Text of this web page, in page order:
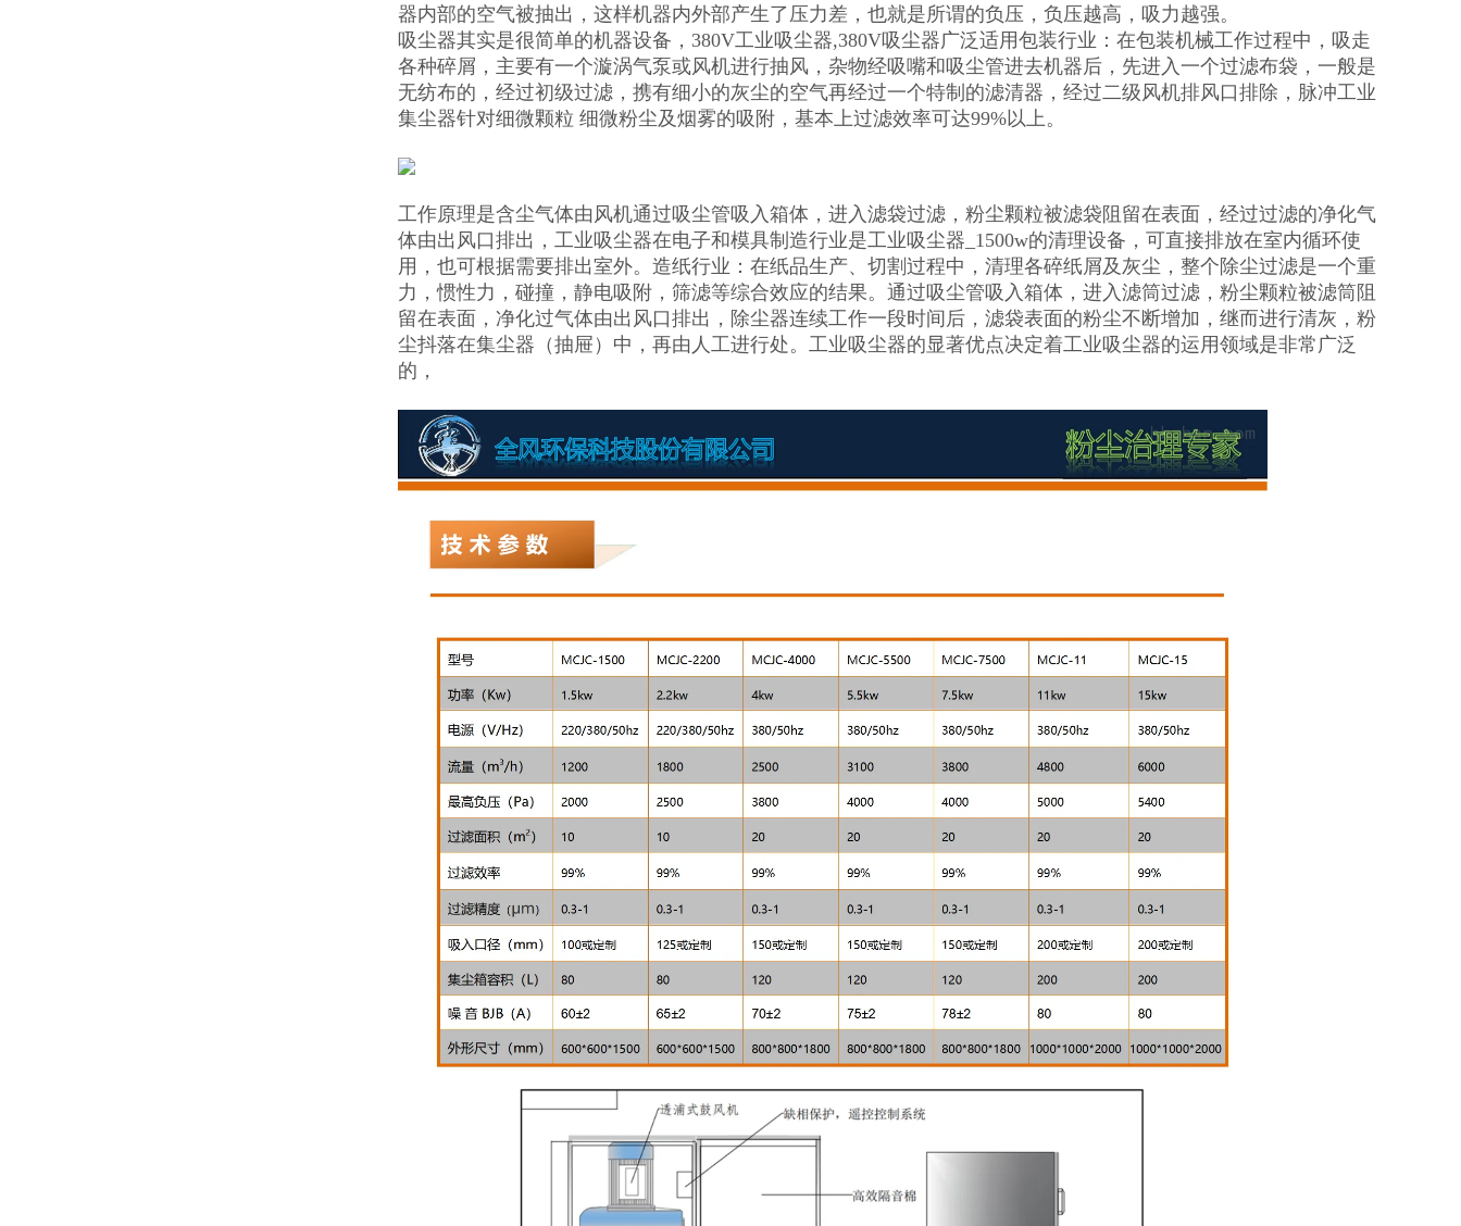
器内部的空气被抽出，这样机器内外部产生了压力差，也就是所谓的负压，负压越高，吸力越强。
吸尘器其实是很简单的机器设备，380V工业吸尘器,380V吸尘器广泛适用包装行业：在包装机械工作过程中，吸走
各种碎屑，主要有一个漩涡气泵或风机进行抽风，杂物经吸嘴和吸尘管进去机器后，先进入一个过滤布袋，一般是
无纺布的，经过初级过滤，携有细小的灰尘的空气再经过一个特制的滤清器，经过二级风机排风口排除，脉冲工业
集尘器针对细微颗粒 细微粉尘及烟雾的吸附，基本上过滤效率可达99%以上。
工作原理是含尘气体由风机通过吸尘管吸入箱体，进入滤袋过滤，粉尘颗粒被滤袋阻留在表面，经过过滤的净化气
体由出风口排出，工业吸尘器在电子和模具制造行业是工业吸尘器_1500w的清理设备，可直接排放在室内循环使
用，也可根据需要排出室外。造纸行业：在纸品生产、切割过程中，清理各碎纸屑及灰尘，整个除尘过滤是一个重
力，惯性力，碰撞，静电吸附，筛滤等综合效应的结果。通过吸尘管吸入箱体，进入滤筒过滤，粉尘颗粒被滤筒阻
留在表面，净化过气体由出风口排出，除尘器连续工作一段时间后，滤袋表面的粉尘不断增加，继而进行清灰，粉
尘抖落在集尘器（抽屉）中，再由人工进行处。工业吸尘器的显著优点决定着工业吸尘器的运用领域是非常广泛
的，